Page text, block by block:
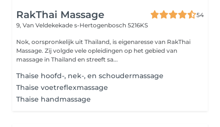
RakThai Massage
54
9, Van Veldekekade s-Hertogenbosch 5216KS
Nok, oorspronkelijk uit Thailand, is eigenaresse van RakThai
Massage. Zij volgde vele opleidingen op het gebied van
massage in Thailand en streeft sa...
Thaise hoofd-, nek-, en schoudermassage
Thaise voetreflexmassage
Thaise handmassage